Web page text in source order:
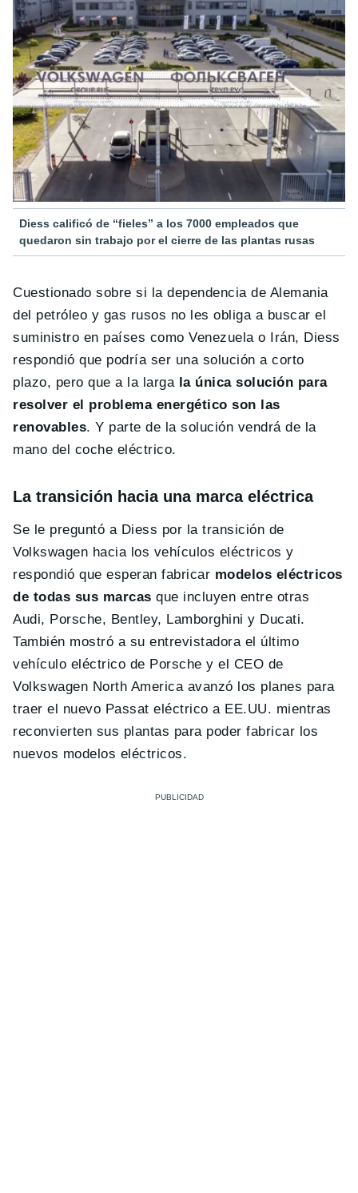
Diess calificó de “fieles” a los 7000 empleados que
quedaron sin trabajo por el cierre de las plantas rusas
Cuestionado sobre si la dependencia de Alemania
del petróleo y gas rusos no les obliga a buscar el
suministro en países como Venezuela o Irán, Diess
respondió que podría ser una solución a corto
plazo, pero que a la larga la única solución para
resolver el problema energético son las
renovables. Y parte de la solución vendrá de la
mano del coche eléctrico.
La transición hacia una marca eléctrica
Se le preguntó a Diess por la transición de
Volkswagen hacia los vehículos eléctricos y
respondió que esperan fabricar modelos eléctricos
de todas sus marcas que incluyen entre otras
Audi, Porsche, Bentley, Lamborghini y Ducati.
También mostró a su entrevistadora el último
vehículo eléctrico de Porsche y el CEO de
Volkswagen North America avanzó los planes para
traer el nuevo Passat eléctrico a EE.UU. mientras
reconvierten sus plantas para poder fabricar los
nuevos modelos eléctricos.